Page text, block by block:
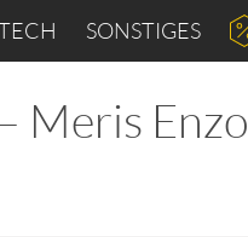
SONSTIGES
Meris Enzo